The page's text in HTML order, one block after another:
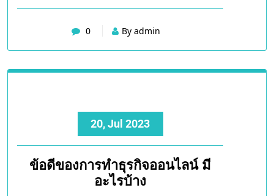
0 By admin
20, Jul 2023
ข้อดีของการทำธุรกิจออนไลน์ มี
อะไรบ้าง